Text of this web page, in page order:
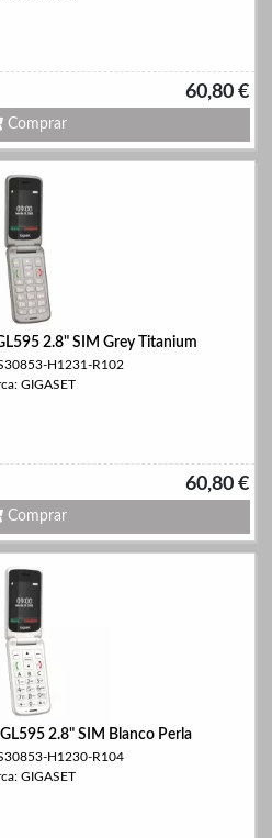
60,80 €
Comprar
2.8" SIM Grey Titanium
H1231-R102
GIGASET
60,80 €
Comprar
2.8" SIM Blanco Perla
H1230-R104
GIGASET